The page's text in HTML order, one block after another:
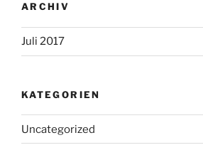
ARCHIV
Juli 2017
KATEGORIEN
Uncategorized